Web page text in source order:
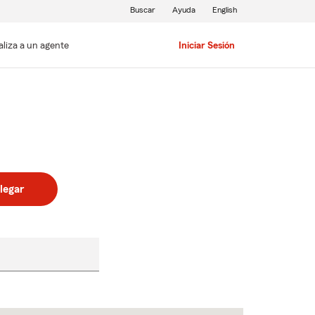
a un agente Iniciar Sesión
Buscar Ayuda English